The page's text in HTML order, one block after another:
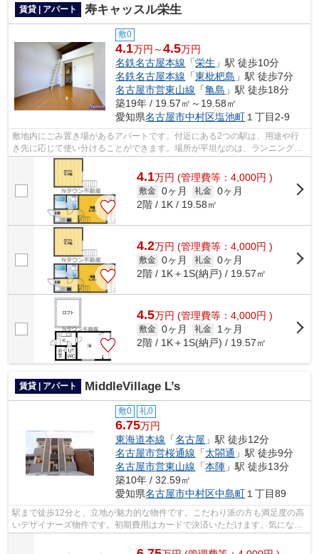
賃貸 | アパート 寿キャッスル栄生
敷0
4.1万円～4.5万円
名鉄名古屋本線 「栄生 」駅 徒歩10分
名鉄名古屋本線 「東枇杷島 」駅 徒歩7分
名古屋市営東山線 「亀島 」駅 徒歩18分
築19年 / 19.57㎡～19.58㎡
愛知県名古屋市中村区塩池町 １丁目2-9
敷地内にごみ置き場があるアパートです。付近にある2つの駅は、用途や行
き先に応じて使い分けることができます。場所が平坦なのは、ランニングを
する上で抑えたいポイントですね。朝に...
4.1万円 (管理費等：4,000円 )
敷金 0ヶ月 礼金 0ヶ月
2階 / 1K / 19.58㎡
4.2万円 (管理費等：4,000円 )
敷金 0ヶ月 礼金 0ヶ月
2階 / 1K＋1S(納戸) / 19.57㎡
4.5万円 (管理費等：4,000円 )
敷金 0ヶ月 礼金
1ヶ月
2階 / 1K＋1S(納戸) / 19.57㎡
賃貸 | アパート MiddleVillage L’s
敷0 礼0
6.75万円
東海道本線 「名古屋 」駅 徒歩12分
名古屋市営桜通線 「太閤通 」駅 徒歩9分
名古屋市営東山線 「本陣 」駅 徒歩13分
築10年 / 32.59㎡
愛知県名古屋市中村区中島町 １丁目89
駅まで徒歩12分と、立地が魅力的な物件です。こだわり派の方も満足度の高
いデザイナーズ物件です。初期費用はカードで決済いただけます。気になる
イチオシ物件情報：「MiddleVillage L...